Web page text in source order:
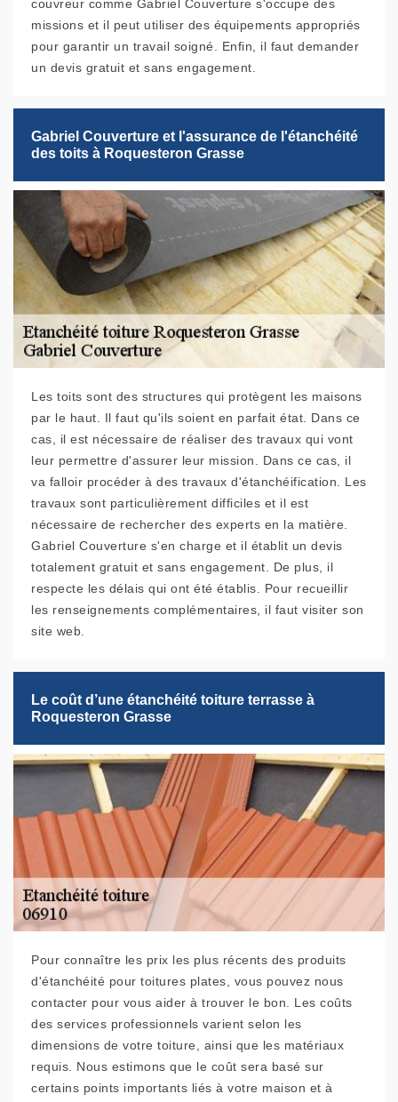
couvreur comme Gabriel Couverture s'occupe des
missions et il peut utiliser des équipements appropriés
pour garantir un travail soigné. Enfin, il faut demander
un devis gratuit et sans engagement.
Gabriel Couverture et l'assurance de l'étanchéité
des toits à Roquesteron Grasse
Les toits sont des structures qui protègent les maisons
par le haut. Il faut qu'ils soient en parfait état. Dans ce
cas, il est nécessaire de réaliser des travaux qui vont
leur permettre d'assurer leur mission. Dans ce cas, il
va falloir procéder à des travaux d'étanchéification. Les
travaux sont particulièrement difficiles et il est
nécessaire de rechercher des experts en la matière.
Gabriel Couverture s'en charge et il établit un devis
totalement gratuit et sans engagement. De plus, il
respecte les délais qui ont été établis. Pour recueillir
les renseignements complémentaires, il faut visiter son
site web.
Le coût d’une étanchéité toiture terrasse à
Roquesteron Grasse
Pour connaître les prix les plus récents des produits
d'étanchéité pour toitures plates, vous pouvez nous
contacter pour vous aider à trouver le bon. Les coûts
des services professionnels varient selon les
dimensions de votre toiture, ainsi que les matériaux
requis. Nous estimons que le coût sera basé sur
certains points importants liés à votre maison et à